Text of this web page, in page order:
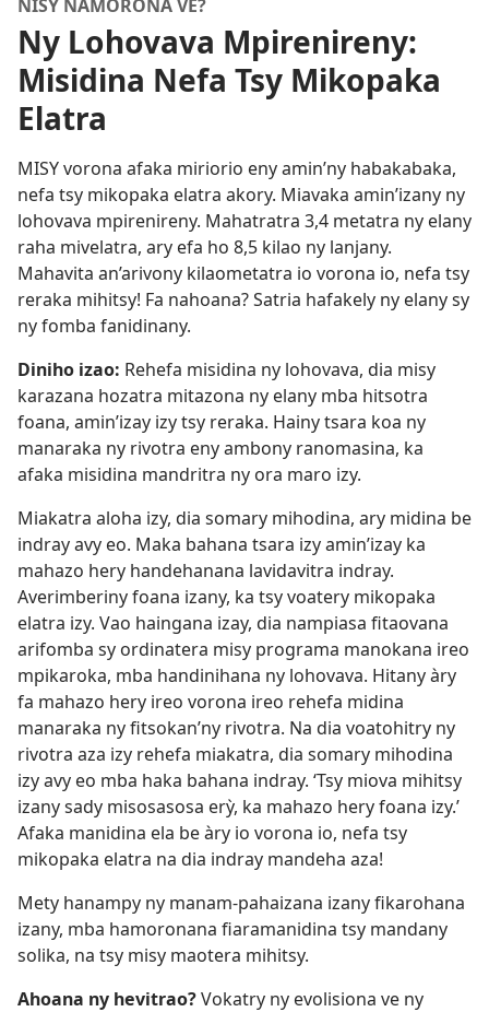
NISY NAMORONA VE?
Ny Lohovava Mpirenireny:
Misidina Nefa Tsy Mikopaka
Elatra
MISY vorona afaka miriorio eny amin’ny habakabaka,
nefa tsy mikopaka elatra akory. Miavaka amin’izany ny
lohovava mpirenireny. Mahatratra 3,4 metatra ny elany
raha mivelatra, ary efa ho 8,5 kilao ny lanjany.
Mahavita an’arivony kilaometatra io vorona io, nefa tsy
reraka mihitsy! Fa nahoana? Satria hafakely ny elany sy
ny fomba fanidinany.
Diniho izao: Rehefa misidina ny lohovava, dia misy
karazana hozatra mitazona ny elany mba hitsotra
foana, amin’izay izy tsy reraka. Hainy tsara koa ny
manaraka ny rivotra eny ambony ranomasina, ka
afaka misidina mandritra ny ora maro izy.
Miakatra aloha izy, dia somary mihodina, ary midina be
indray avy eo. Maka bahana tsara izy amin’izay ka
mahazo hery handehanana lavidavitra indray.
Averimberiny foana izany, ka tsy voatery mikopaka
elatra izy. Vao haingana izay, dia nampiasa fitaovana
arifomba sy ordinatera misy programa manokana ireo
mpikaroka, mba handinihana ny lohovava. Hitany àry
fa mahazo hery ireo vorona ireo rehefa midina
manaraka ny fitsokan’ny rivotra. Na dia voatohitry ny
rivotra aza izy rehefa miakatra, dia somary mihodina
izy avy eo mba haka bahana indray. ‘Tsy miova mihitsy
izany sady misosasosa erỳ, ka mahazo hery foana izy.’
Afaka manidina ela be àry io vorona io, nefa tsy
mikopaka elatra na dia indray mandeha aza!
Mety hanampy ny manam-pahaizana izany fikarohana
izany, mba hamoronana fiaramanidina tsy mandany
solika, na tsy misy maotera mihitsy.
Ahoana ny hevitrao?Vokatry ny evolisiona ve ny